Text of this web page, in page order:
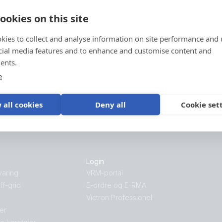
on this site
to collect and analyse information on site performance and
media features and to enhance and customise content and
all cookies Deny all Cookie
Support
Tjek vores supportressourcer eller kontakt din
Support
grid
Login
VRM-portal
E-ordre og E-RMA
Victron Professionel